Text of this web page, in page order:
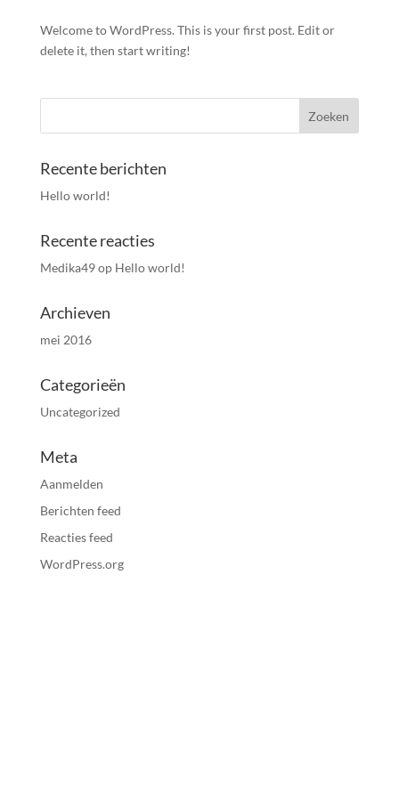
Welcome to WordPress. This is your first post. Edit or
delete it, then start writing!
Recente berichten
Hello world!
Recente reacties
Medika49op Hello world!
Archieven
mei 2016
Categorieën
Uncategorized
Meta
Aanmelden
Berichten feed
Reacties feed
WordPress.org